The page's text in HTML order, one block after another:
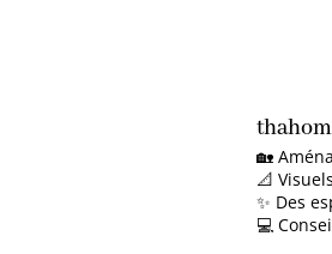
🏡
📐
✨ Des
💻